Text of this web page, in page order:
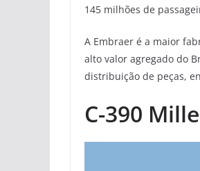
145 milhões de
A Embraer é a maior
alto valor agregado do
distribuição de peças,
C-390